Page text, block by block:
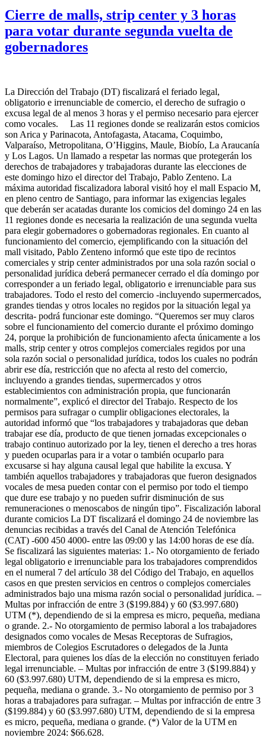
Cierre de malls, strip center y 3 horas
para votar durante segunda vuelta de
gobernadores
La Dirección del Trabajo (DT) fiscalizará el feriado legal,
obligatorio e irrenunciable de comercio, el derecho de sufragio o
excusa legal de al menos 3 horas y el permiso necesario para ejercer
como vocales. Las 11 regiones donde se realizarán estos comicios
son Arica y Parinacota, Antofagasta, Atacama, Coquimbo,
Valparaíso, Metropolitana, O’Higgins, Maule, Biobío, La Araucanía
y Los Lagos. Un llamado a respetar las normas que protegerán los
derechos de trabajadores y trabajadoras durante las elecciones de
este domingo hizo el director del Trabajo, Pablo Zenteno. La
máxima autoridad fiscalizadora laboral visitó hoy el mall Espacio M,
en pleno centro de Santiago, para informar las exigencias legales
que deberán ser acatadas durante los comicios del domingo 24 en las
11 regiones donde es necesaria la realización de una segunda vuelta
para elegir gobernadores o gobernadoras regionales. En cuanto al
funcionamiento del comercio, ejemplificando con la situación del
mall visitado, Pablo Zenteno informó que este tipo de recintos
comerciales y strip center administrados por una sola razón social o
personalidad jurídica deberá permanecer cerrado el día domingo por
corresponder a un feriado legal, obligatorio e irrenunciable para sus
trabajadores. Todo el resto del comercio -incluyendo supermercados,
grandes tiendas y otros locales no regidos por la situación legal ya
descrita- podrá funcionar este domingo. “Queremos ser muy claros
sobre el funcionamiento del comercio durante el próximo domingo
24, porque la prohibición de funcionamiento afecta únicamente a los
malls, strip center y otros complejos comerciales regidos por una
sola razón social o personalidad jurídica, todos los cuales no podrán
abrir ese día, restricción que no afecta al resto del comercio,
incluyendo a grandes tiendas, supermercados y otros
establecimientos con administración propia, que funcionarán
normalmente”, explicó el director del Trabajo. Respecto de los
permisos para sufragar o cumplir obligaciones electorales, la
autoridad informó que “los trabajadores y trabajadoras que deban
trabajar ese día, producto de que tienen jornadas excepcionales o
trabajo continuo autorizado por la ley, tienen el derecho a tres horas
y pueden ocuparlas para ir a votar o también ocuparlo para
excusarse si hay alguna causal legal que habilite la excusa. Y
también aquellos trabajadores y trabajadoras que fueron designados
vocales de mesa pueden contar con el permiso por todo el tiempo
que dure ese trabajo y no pueden sufrir disminución de sus
remuneraciones o menoscabos de ningún tipo”. Fiscalización laboral
durante comicios La DT fiscalizará el domingo 24 de noviembre las
denuncias recibidas a través del Canal de Atención Telefónica
(CAT) -600 450 4000- entre las 09:00 y las 14:00 horas de ese día.
Se fiscalizará las siguientes materias: 1.- No otorgamiento de feriado
legal obligatorio e irrenunciable para los trabajadores comprendidos
en el numeral 7 del artículo 38 del Código del Trabajo, en aquellos
casos en que presten servicios en centros o complejos comerciales
administrados bajo una misma razón social o personalidad jurídica. –
Multas por infracción de entre 3 ($199.884) y 60 ($3.997.680)
UTM (*), dependiendo de si la empresa es micro, pequeña, mediana
o grande. 2.- No otorgamiento de permiso laboral a los trabajadores
designados como vocales de Mesas Receptoras de Sufragios,
miembros de Colegios Escrutadores o delegados de la Junta
Electoral, para quienes los días de la elección no constituyen feriado
legal irrenunciable. – Multas por infracción de entre 3 ($199.884) y
60 ($3.997.680) UTM, dependiendo de si la empresa es micro,
pequeña, mediana o grande. 3.- No otorgamiento de permiso por 3
horas a trabajadores para sufragar. – Multas por infracción de entre 3
($199.884) y 60 ($3.997.680) UTM, dependiendo de si la empresa
es micro, pequeña, mediana o grande. (*) Valor de la UTM en
noviembre 2024: $66.628.